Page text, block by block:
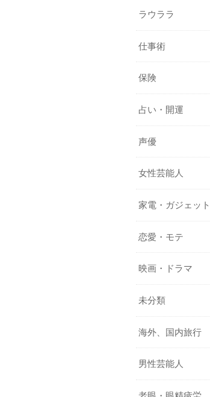
ラウララ
仕事術
保険
占い・開運
声優
女性芸能人
家電・ガジェット
恋愛・モテ
映画・ドラマ
未分類
海外、国内旅行
男性芸能人